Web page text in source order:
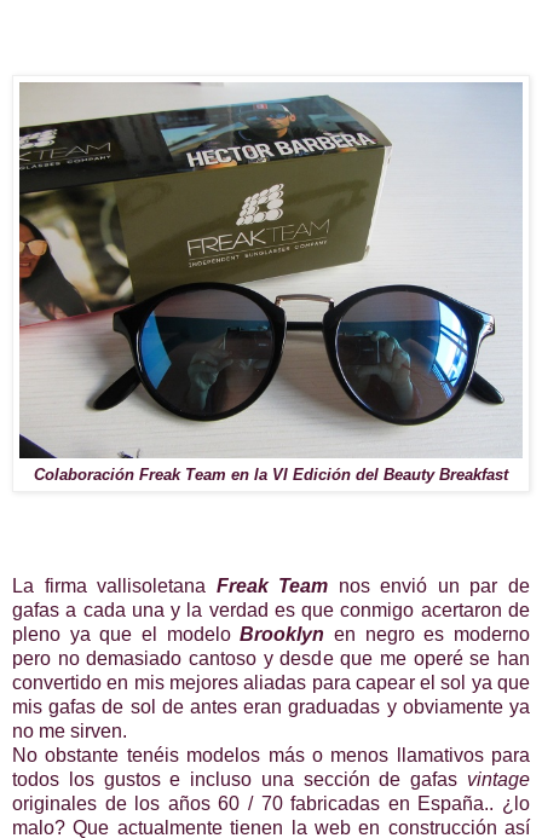
Colaboración Freak Team en la VI Edición del Beauty Breakfast
La firma vallisoletana Freak Team nos envió un par de
gafas a cada una y la verdad es que conmigo acertaron de
pleno ya que el modeloBrooklyn en negro es moderno
pero no demasiado cantoso y desde que me operé se han
convertido en mis mejores aliadas para capear el sol ya que
mis gafas de sol de antes eran graduadas y obviamente ya
no me sirven.
No obstante tenéis modelos más o menos llamativos para
todos los gustos e incluso una sección de gafas vintage
originales de los años 60 / 70 fabricadas en España.. ¿lo
malo? Que actualmente tienen la web en construcción así